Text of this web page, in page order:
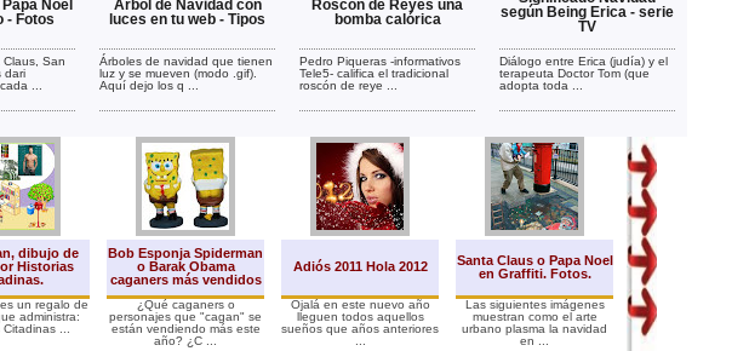
Noel
- Fotos
San
dari
...
Árbol de Navidad con
luces en tu web - Tipos
Árboles de navidad que tienen
luz y se mueven (modo .gif).
Aquí dejo los q ...
Roscón de Reyes una
bomba calórica
Pedro Piqueras -informativos
Tele5- califica el tradicional
roscón de reye ...
según Being Erica - serie
TV
Diálogo entre Erica (judía) y el
terapeuta Doctor Tom (que
adopta toda ...
dibujo de
Historias
un regalo de
administra:
...
Bob Esponja Spiderman
o Barak Obama
caganers más vendidos
¿Qué caganers o
personajes que "cagan" se
están vendiendo más este
año? ¿C ...
Adiós 2011 Hola 2012
Ojalá en este nuevo año
lleguen todos aquellos
sueños que años anteriores
Santa Claus o Papa Noel
en Graffiti. Fotos.
Las siguientes imágenes
muestran como el arte
urbano plasma la navidad
en ...
Papa Noel en
tirando de la
He aquí una de las
en los
Santa Claus